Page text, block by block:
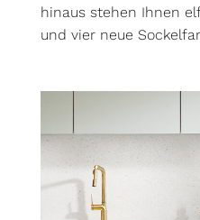
hinaus stehen Ihnen
und vier neue